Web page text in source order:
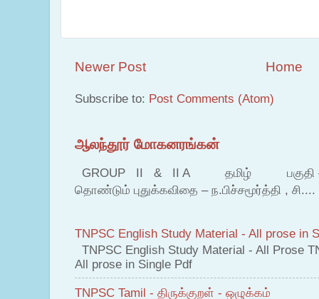
Newer Post Home
Subscribe to: Post Comments (Atom)
ஆலந்தூர் மோகனரங்கன்
GROUP II & II A தமிழ் பகுதி – இ
தொண்டும் புதுக்கவிதை – ந.பிச்சமூர்த்தி , சி....
TNPSC English Study Material - All prose in
TNPSC English Study Material - All Prose
All prose in Single Pdf
TNPSC Tamil - திருக்குறள் - ஒழுக்கம்